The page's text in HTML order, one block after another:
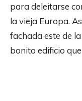
para deleitarse
la vieja Europa.
fachada este de
bonito edificio